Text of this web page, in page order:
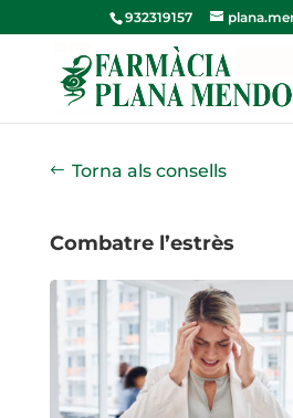
932319157
Torna als consells
Combatre l’estrès